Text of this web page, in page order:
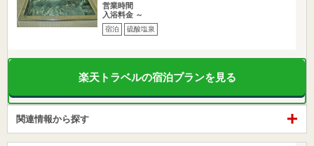
営業時間
入浴料金 ～
宿泊 硫酸塩泉
楽天トラベルの宿泊プランを見る
関連情報から探す